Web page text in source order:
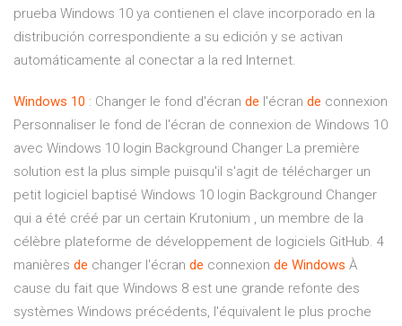
prueba Windows 10 ya contienen el clave incorporado en la
distribución correspondiente a su edición y se activan
automáticamente al conectar a la red Internet.
Windows 10 : Changer le fond d'écran de l'écran de connexion
Personnaliser le fond de l'écran de connexion de Windows 10
avec Windows 10 login Background Changer La première
solution est la plus simple puisqu'il s'agit de télécharger un
petit logiciel baptisé Windows 10 login Background Changer
qui a été créé par un certain Krutonium , un membre de la
célèbre plateforme de développement de logiciels GitHub. 4
manières de changer l'écran de connexion de Windows À
cause du fait que Windows 8 est une grande refonte des
systèmes Windows précédents, l'équivalent le plus proche